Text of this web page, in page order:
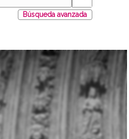
Búsqueda avanzada